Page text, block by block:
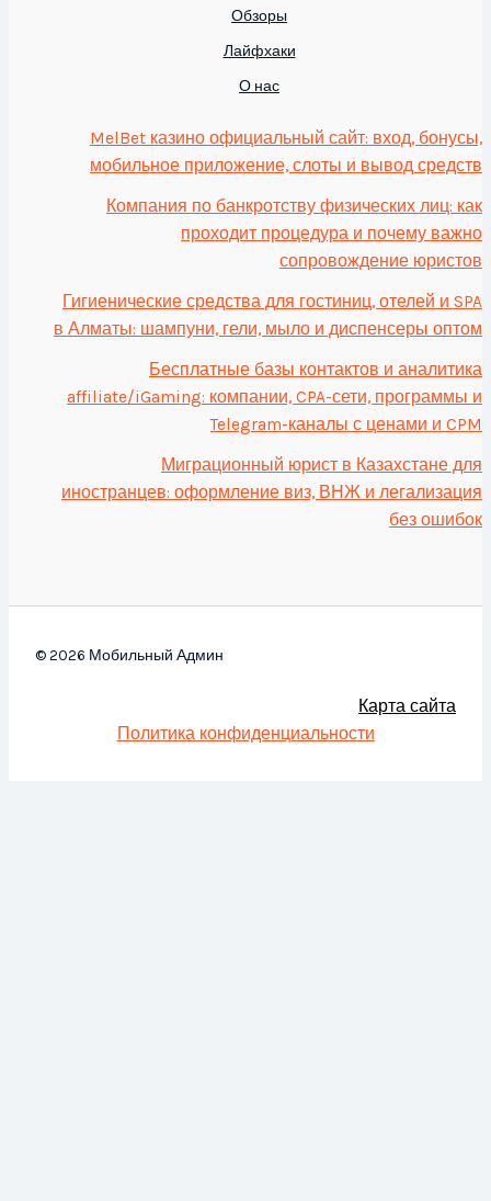
Обзоры
Лайфхаки
О нас
MelBet казино официальный сайт: вход, бонусы,
мобильное приложение, слоты и вывод средств
Компания по банкротству физических лиц: как
проходит процедура и почему важно
сопровождение юристов
Гигиенические средства для гостиниц, отелей и SPA
в Алматы: шампуни, гели, мыло и диспенсеры оптом
Бесплатные базы контактов и аналитика
affiliate/iGaming: компании, CPA-сети, программы и
Telegram-каналы с ценами и CPM
Миграционный юрист в Казахстане для
иностранцев: оформление виз, ВНЖ и легализация
без ошибок
© 2026 Мобильный Админ
Карта сайта
Политика конфиденциальности